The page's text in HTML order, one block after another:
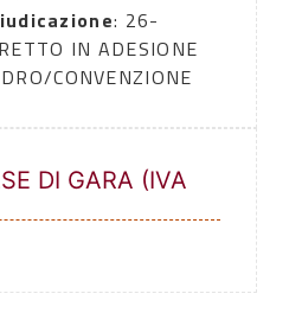
: 26-
IN ADESIONE
CONVENZIONE
DI GARA (IVA